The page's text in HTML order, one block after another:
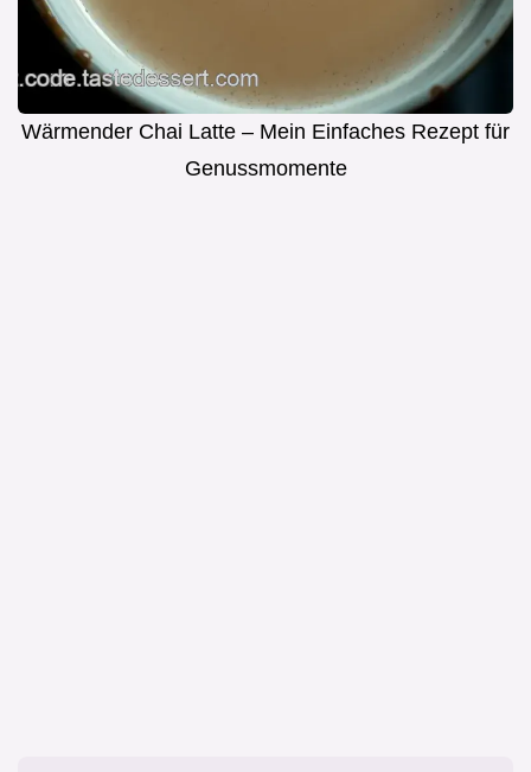
Wärmender Chai Latte – Mein Einfaches Rezept für
Genussmomente